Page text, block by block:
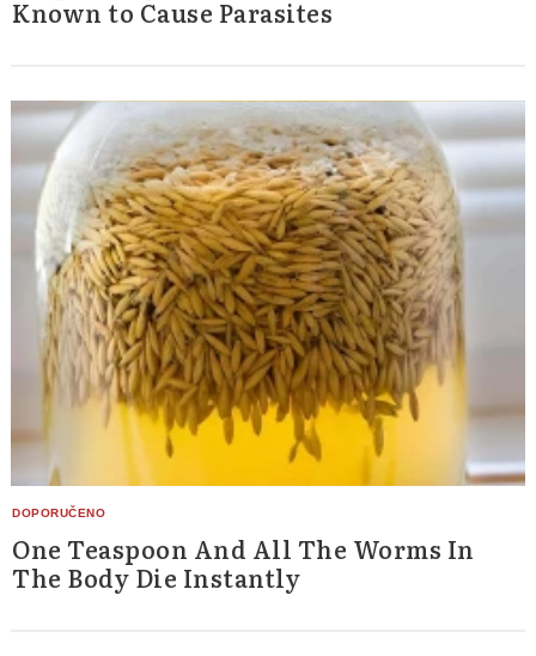
Known to Cause Parasites
One Teaspoon And All The Worms In
The Body Die Instantly